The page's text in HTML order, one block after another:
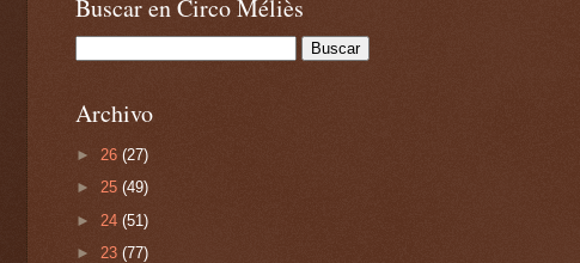
Buscar en Circo Méliès
Archivo
► 26 (27)
► 25 (49)
► 24 (51)
► 23 (77)